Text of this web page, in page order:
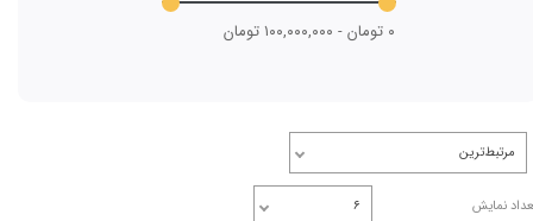
مرتبط‌ترین
نمایش ۶
۰ تومان - ۱۰۰,۰۰۰,۰۰۰ تومان